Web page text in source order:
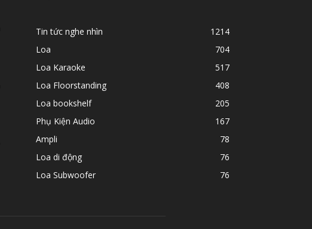
Tin tức nghe nhìn
1214
Loa
704
Loa Karaoke
517
Loa Floorstanding
408
Loa bookshelf
205
Phụ Kiện Audio
167
Ampli
78
Loa di động
76
Loa Subwoofer
76